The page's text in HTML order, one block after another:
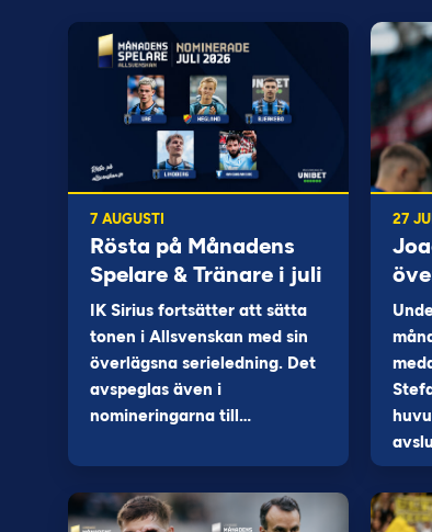
7 AUGUSTI
Rösta på Månadens
Spelare & Tränare i juli
IK Sirius fortsätter att sätta
tonen i Allsvenskan med sin
överlägsna serieledning. Det
avspeglas även i
nomineringarna till…
27